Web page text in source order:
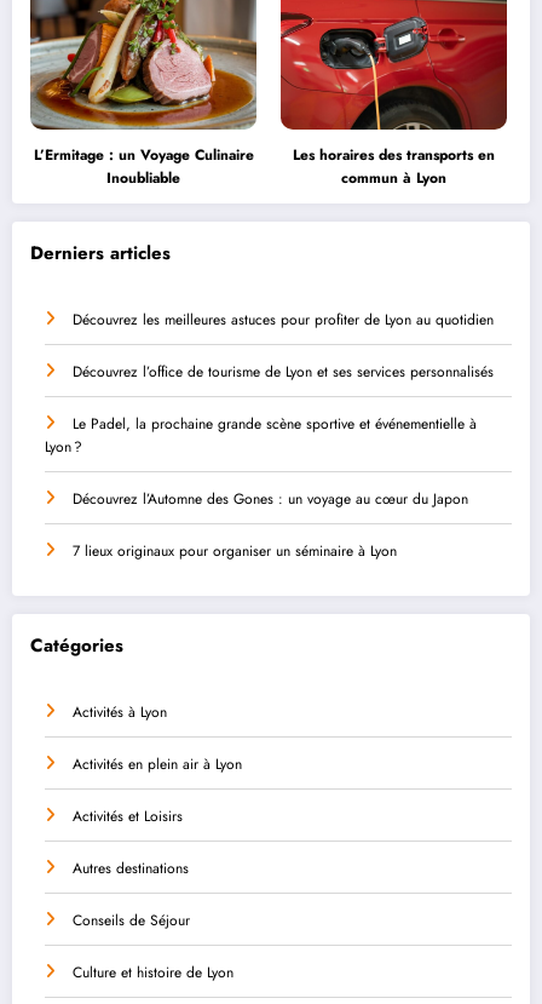
L’Ermitage : un Voyage Culinaire
Inoubliable
Les horaires des transports en
commun à Lyon
Derniers articles
Découvrez les meilleures astuces pour profiter de Lyon au quotidien
Découvrez l’office de tourisme de Lyon et ses services personnalisés
Le Padel, la prochaine grande scène sportive et événementielle à
Lyon ?
Découvrez l’Automne des Gones : un voyage au cœur du Japon
7 lieux originaux pour organiser un séminaire à Lyon
Catégories
Activités à Lyon
Activités en plein air à Lyon
Activités et Loisirs
Autres destinations
Conseils de Séjour
Culture et histoire de Lyon